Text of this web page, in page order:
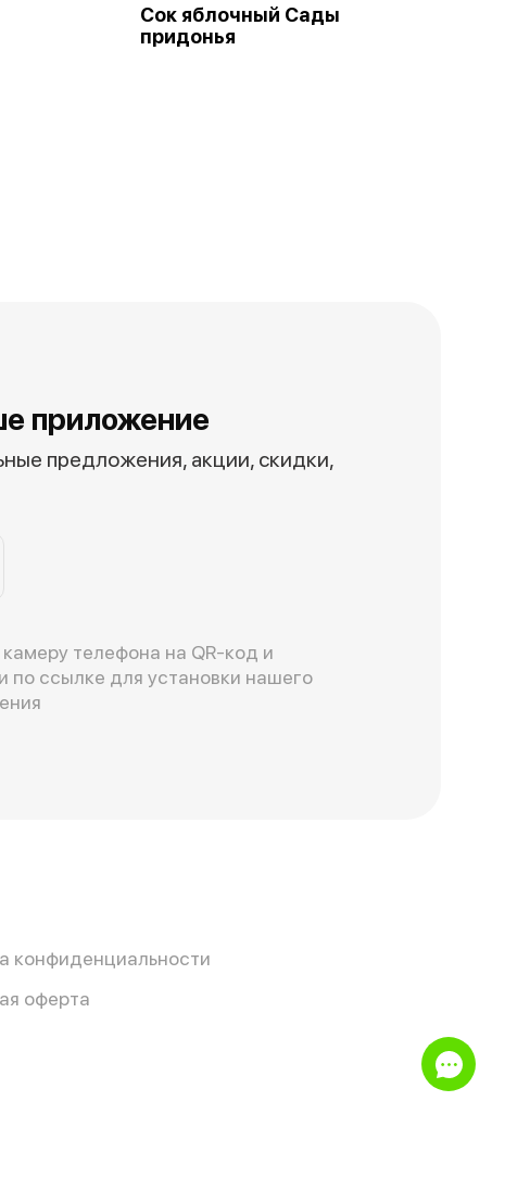
Сок яблочный Сады
придонья
приложение
предложения, акции, скидки,
телефона на QR-код и
по ссылке для установки нашего
конфиденциальности
оферта